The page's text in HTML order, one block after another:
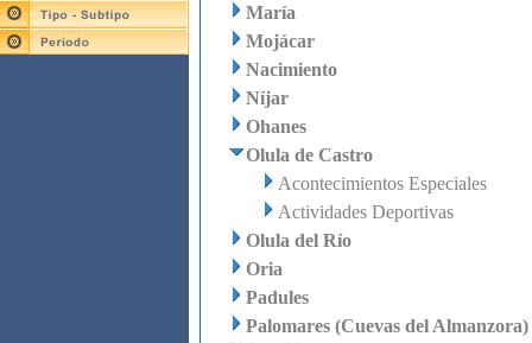
María
Mojácar
Nacimiento
Níjar
Ohanes
Olula de Castro
Acontecimientos Especiales
Actividades Deportivas
Olula del Río
Oria
Padules
Palomares (Cuevas del Almanzora)